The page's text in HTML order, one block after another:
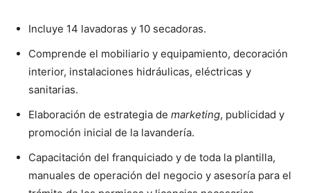
Incluye 14 lavadoras y 10 secadoras.
Comprende el mobiliario y equipamiento, decoración
interior, instalaciones hidráulicas, eléctricas y
sanitarias.
Elaboración de estrategia de marketing, publicidad y
promoción inicial de la lavandería.
Capacitación del franquiciado y de toda la plantilla,
manuales de operación del negocio y asesoría para el